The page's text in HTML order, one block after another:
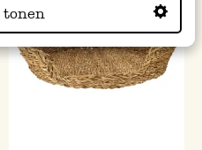
tonen